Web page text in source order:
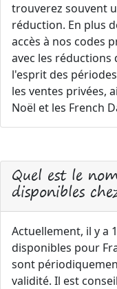
trouverez souvent
réduction. En plus
accès à nos codes
avec les réductions
l'esprit des
les ventes privées,
Noël et les French
Quel est le
disponibles
Actuellement, il y a
disponibles pour
sont
validité. Il est